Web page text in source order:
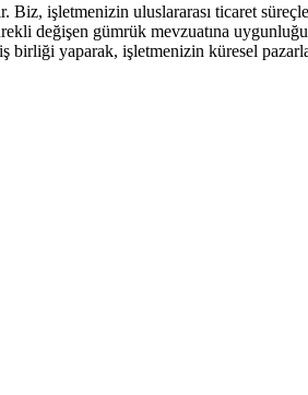
Biz, işletmenizin uluslararası ticaret
değişen gümrük mevzuatına
yaparak, işletmenizin küresel